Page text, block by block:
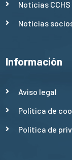
Noticias CCHS
Noticias
Información
Aviso legal
Política de
Política de